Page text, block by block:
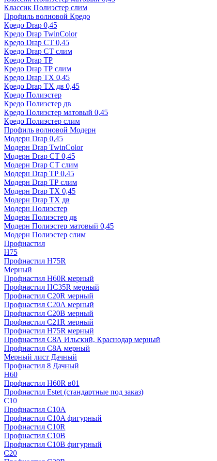
Классик Полиэстер слим
Профиль волновой Кредо
Кредо Drap 0,45
Кредо Drap TwinColor
Кредо Drap СТ 0,45
Кредо Drap СТ слим
Кредо Drap ТР
Кредо Drap ТР слим
Кредо Drap ТХ 0,45
Кредо Drap ТХ дв 0,45
Кредо Полиэстер
Кредо Полиэстер дв
Кредо Полиэстер матовый 0,45
Кредо Полиэстер слим
Профиль волновой Модерн
Модерн Drap 0,45
Модерн Drap TwinColor
Модерн Drap СТ 0,45
Модерн Drap СТ слим
Модерн Drap ТР 0,45
Модерн Drap ТР слим
Модерн Drap ТХ 0,45
Модерн Drap ТХ дв
Модерн Полиэстер
Модерн Полиэстер дв
Модерн Полиэстер матовый 0,45
Модерн Полиэстер слим
Профнастил
H75
Профнастил H75R
Мерный
Профнастил H60R мерный
Профнастил HC35R мерный
Профнастил С20R мерный
Профнастил С20А мерный
Профнастил С20В мерный
Профнастил С21R мерный
Профнастил Н75R мерный
Профнастил С8А Ильский, Краснодар мерный
Профнастил С8А мерный
Мерный лист Дачный
Профнастил 8 Дачный
Н60
Профнастил H60R в01
Профнастил Estet (стандартные под заказ)
C10
Профнастил С10A
Профнастил С10A фигурный
Профнастил С10R
Профнастил С10В
Профнастил С10В фигурный
C20